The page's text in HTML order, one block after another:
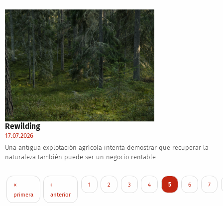
Rewilding
17.07.2026
Una antigua explotación agrícola intenta demostrar que recuperar la
naturaleza también puede ser un negocio rentable
Paginación
Primera página
«
primera
Página anterior
‹
anterior
Page
1 Page
2 Page
3 Page
4 Página actual
5 Page
6 Page
7